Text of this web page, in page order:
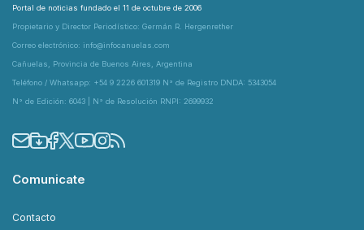
Portal de noticias fundado el 11 de octubre de 2006
Propietario y Director Periodístico: Germán R. Hergenrether
Correo electrónico: info@infocanuelas.com
Cañuelas, Provincia de Buenos Aires, Argentina
Teléfono / Whatsapp: +54 9 2226 601319 N° de Registro DNDA: 5343054
N° de Edición: 6043 | N° de Resolución RNPI: 2699932
Comunicate
Contacto